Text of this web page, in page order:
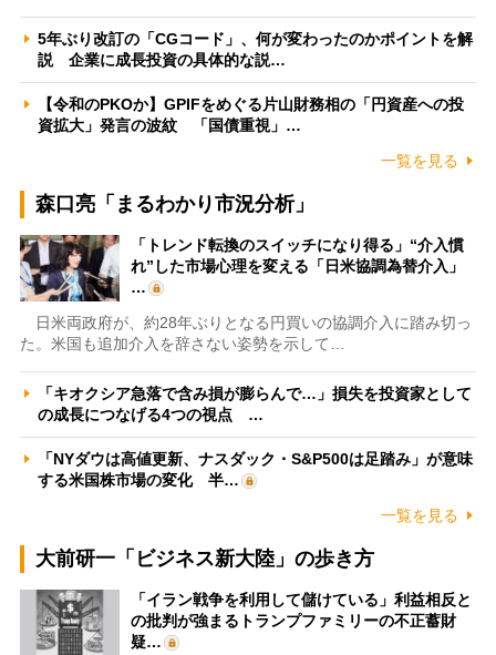
5年ぶり改訂の「CGコード」、何が変わったのかポイントを解
説 企業に成長投資の具体的な説…
【令和のPKOか】GPIFをめぐる片山財務相の「円資産への投
資拡大」発言の波紋 「国債重視」…
一覧を見る
森口亮「まるわかり市況分析」
「トレンド転換のスイッチになり得る」“介入慣
れ”した市場心理を変える「日米協調為替介入」
…
日米両政府が、約28年ぶりとなる円買いの協調介入に踏み切っ
た。米国も追加介入を辞さない姿勢を示して…
「キオクシア急落で含み損が膨らんで…」損失を投資家として
の成長につなげる4つの視点 …
「NYダウは高値更新、ナスダック・S&P500は足踏み」が意味
する米国株市場の変化 半…
一覧を見る
大前研一「ビジネス新大陸」の歩き方
「イラン戦争を利用して儲けている」利益相反と
の批判が強まるトランプファミリーの不正蓄財
疑…